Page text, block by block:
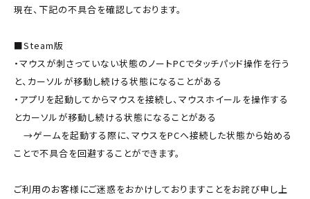
現在、下記の不具合を確認しております。
■Steam版
・マウスが刺さっていない状態のノートPCでタッチパッド操作を行う
と、カーソルが移動し続ける状態になることがある
・アプリを起動してからマウスを接続し、マウスホイールを操作する
とカーソルが移動し続ける状態になることがある
→ゲームを起動する際に、マウスをPCへ接続した状態から始める
ことで不具合を回避することができます。
ご利用のお客様にご迷惑をおかけしておりますことをお詫び申し上